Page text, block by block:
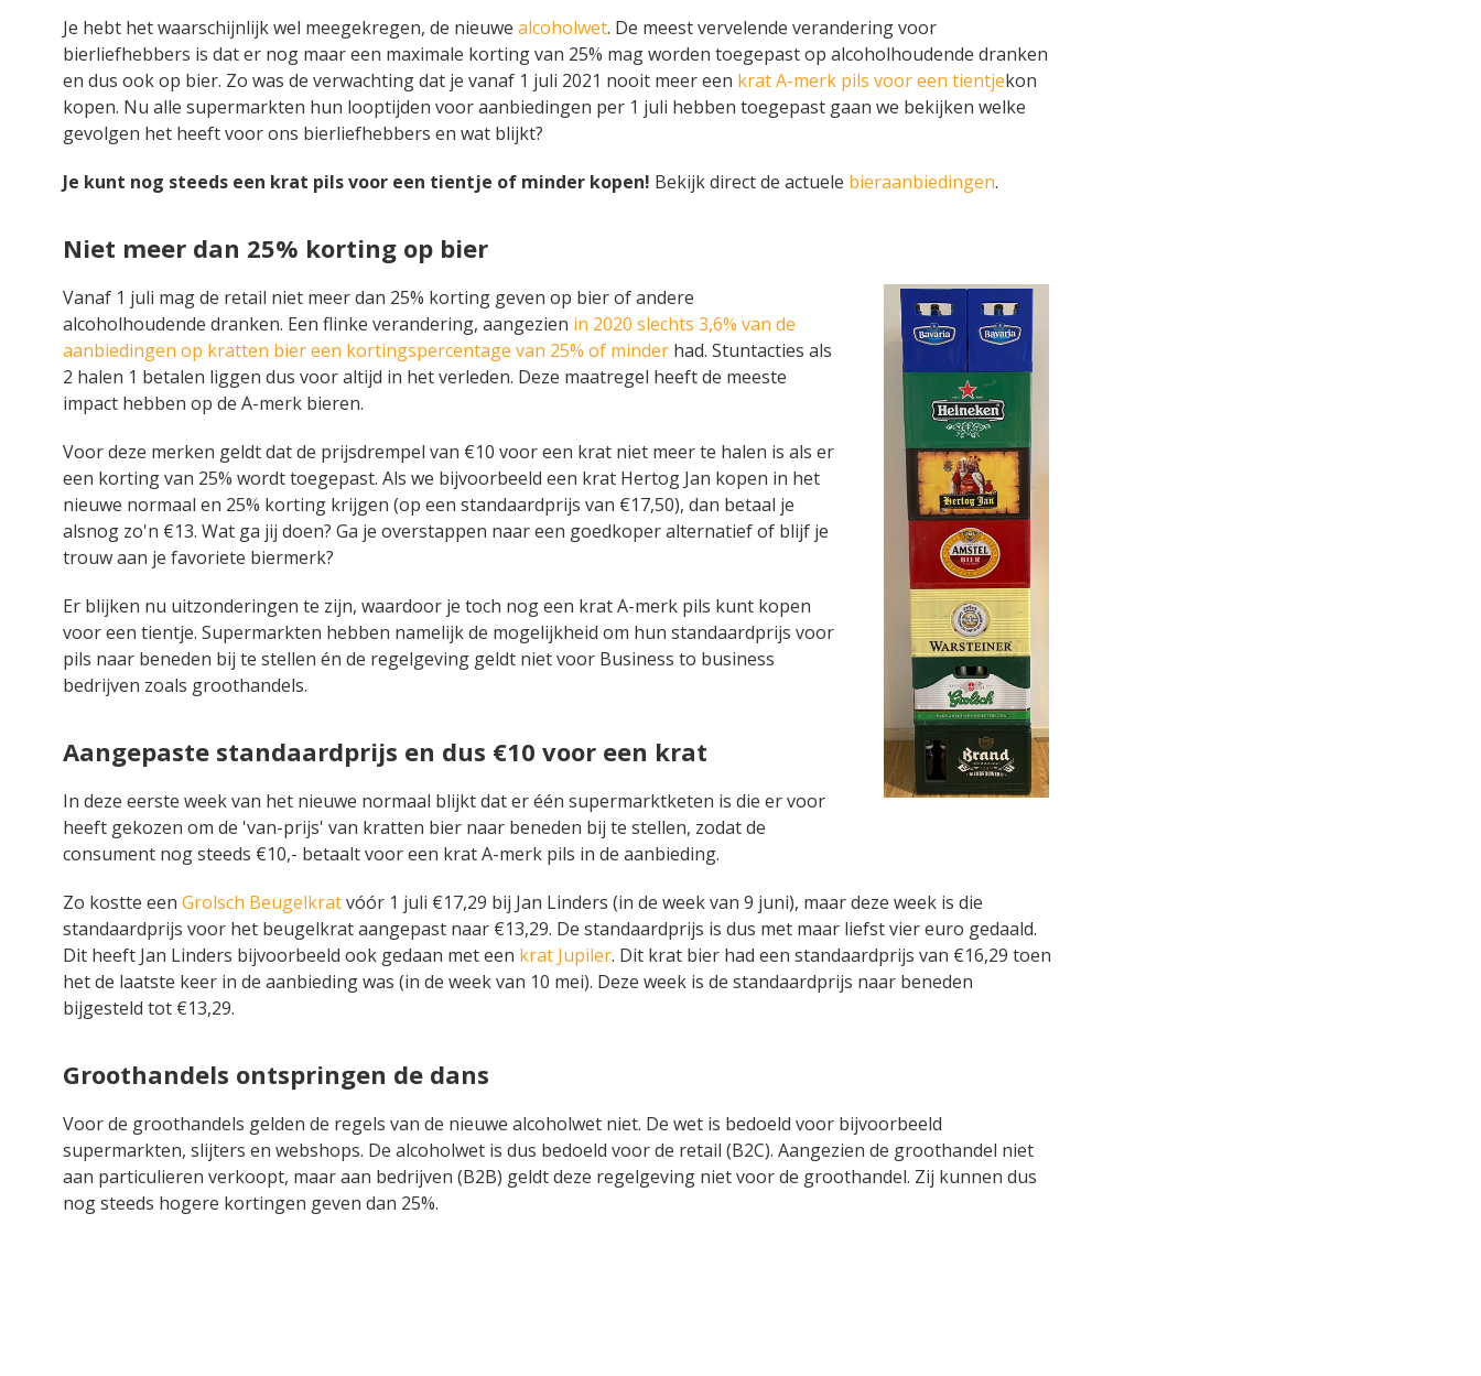
Je hebt het waarschijnlijk wel meegekregen, de nieuwe alcoholwet. De meest vervelende verandering voor
bierliefhebbers is dat er nog maar een maximale korting van 25% mag worden toegepast op alcoholhoudende dranken
en dus ook op bier. Zo was de verwachting dat je vanaf 1 juli 2021 nooit meer een krat A-merk pils voor een tientjekon
kopen. Nu alle supermarkten hun looptijden voor aanbiedingen per 1 juli hebben toegepast gaan we bekijken welke
gevolgen het heeft voor ons bierliefhebbers en wat blijkt?
Je kunt nog steeds een krat pils voor een tientje of minder kopen! Bekijk direct de actuele bieraanbiedingen.
Niet meer dan 25% korting op bier
Vanaf 1 juli mag de retail niet meer dan 25% korting geven op bier of andere
alcoholhoudende dranken. Een flinke verandering, aangezien in 2020 slechts 3,6% van de
aanbiedingen op kratten bier een kortingspercentage van 25% of minder had. Stuntacties als
2 halen 1 betalen liggen dus voor altijd in het verleden. Deze maatregel heeft de meeste
impact hebben op de A-merk bieren.
Voor deze merken geldt dat de prijsdrempel van €10 voor een krat niet meer te halen is als er
een korting van 25% wordt toegepast. Als we bijvoorbeeld een krat Hertog Jan kopen in het
nieuwe normaal en 25% korting krijgen (op een standaardprijs van €17,50), dan betaal je
alsnog zo'n €13. Wat ga jij doen? Ga je overstappen naar een goedkoper alternatief of blijf je
trouw aan je favoriete biermerk?
Er blijken nu uitzonderingen te zijn, waardoor je toch nog een krat A-merk pils kunt kopen
voor een tientje. Supermarkten hebben namelijk de mogelijkheid om hun standaardprijs voor
pils naar beneden bij te stellen én de regelgeving geldt niet voor Business to business
bedrijven zoals groothandels.
Aangepaste standaardprijs en dus €10 voor een krat
In deze eerste week van het nieuwe normaal blijkt dat er één supermarktketen is die er voor
heeft gekozen om de 'van-prijs' van kratten bier naar beneden bij te stellen, zodat de
consument nog steeds €10,- betaalt voor een krat A-merk pils in de aanbieding.
Zo kostte een Grolsch Beugelkratvóór 1 juli €17,29 bij Jan Linders (in de week van 9 juni), maar deze week is die
standaardprijs voor het beugelkrat aangepast naar €13,29. De standaardprijs is dus met maar liefst vier euro gedaald.
Dit heeft Jan Linders bijvoorbeeld ook gedaan met een krat Jupiler. Dit krat bier had een standaardprijs van €16,29 toen
het de laatste keer in de aanbieding was (in de week van 10 mei). Deze week is de standaardprijs naar beneden
bijgesteld tot €13,29.
Groothandels ontspringen de dans
Voor de groothandels gelden de regels van de nieuwe alcoholwet niet. De wet is bedoeld voor bijvoorbeeld
supermarkten, slijters en webshops. De alcoholwet is dus bedoeld voor de retail (B2C). Aangezien de groothandel niet
aan particulieren verkoopt, maar aan bedrijven (B2B) geldt deze regelgeving niet voor de groothandel. Zij kunnen dus
nog steeds hogere kortingen geven dan 25%.